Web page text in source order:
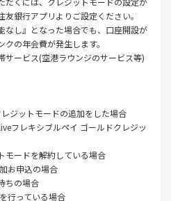
銀行アプリよりご設定ください。
し』となった場合でも、口座開設が
の年会費が発生します。
サービス(空港ラウンジのサービス等)
ジットモードの追加をした場合
フレキシブルペイ ゴールドクレジッ
ードを解約している場合
お申込の場合
ちの場合
行っている場合